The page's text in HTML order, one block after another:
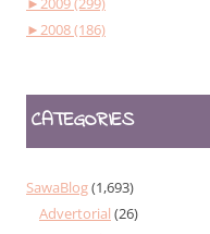
►2008 (186)
CATEGORIES
SawaBlog(1,693)
Advertorial (26)